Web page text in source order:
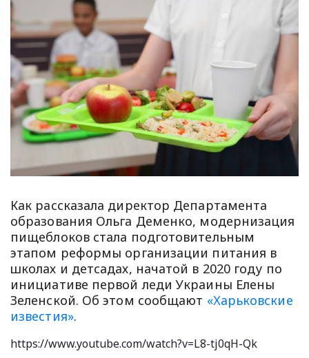
Как рассказала директор Департамента
образования Ольга Деменко, модернизация
пищеблоков стала подготовительным
этапом реформы организации питания в
школах и детсадах, начатой ​​в 2020 году по
инициативе первой леди Украины Елены
Зеленской. Об этом сообщают «Харьковские
известия».
https://www.youtube.com/watch?v=L8-tj0qH-Qk